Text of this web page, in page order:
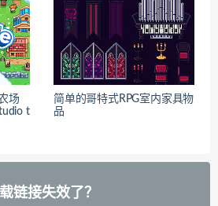
场
t
简单的哥特式RPG室内家具物
品
载链接失效了？